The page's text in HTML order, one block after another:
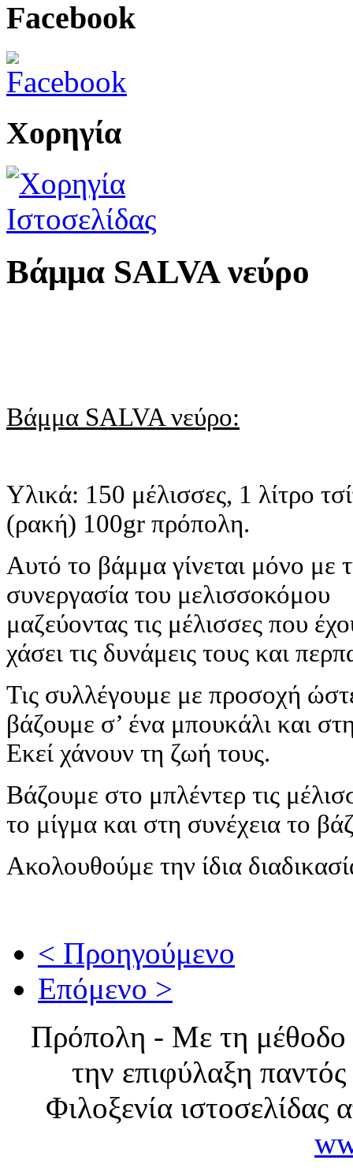
Facebook
Χορηγία
Βάμμα SALVA νεύρο
Βάμμα SALVA νεύρο:
Υλικά: 150 μέλισσες, 1 λίτρο
(ρακή) 100gr πρόπολη.
Αυτό το βάμμα γίνεται μόνο με
συνεργασία του μελισσοκόμου
μαζεύοντας τις μέλισσες που
χάσει τις δυνάμεις τους και
Τις συλλέγουμε με προσοχή
βάζουμε σ’ ένα μπουκάλι και
Εκεί χάνουν τη ζωή τους.
Βάζουμε στο μπλέντερ τις
το μίγμα και στη συνέχεια το
Ακολουθούμε την ίδια
< Προηγούμενο
Επόμενο >
Πρόπολη - Με τη
την επιφύλαξη
Φιλοξενία ιστοσελίδας